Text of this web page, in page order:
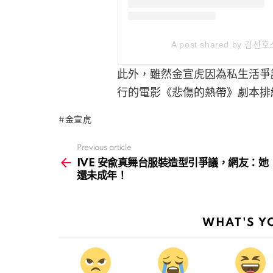
A post shared by
此外，雖然金宣虎因為私生活
行的電影《悲傷的熱帶》劇本
金宣虎
more
Previous article
IVE 安兪真舞台服裝造型引爭議，網友：她
還未成年！
WHAT'S